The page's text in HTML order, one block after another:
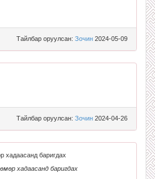
Тайлбар оруулсан: Зочин 2024-05-09
Тайлбар оруулсан: Зочин 2024-04-26
хадаасанд баригдах
хадаасанд баригдах